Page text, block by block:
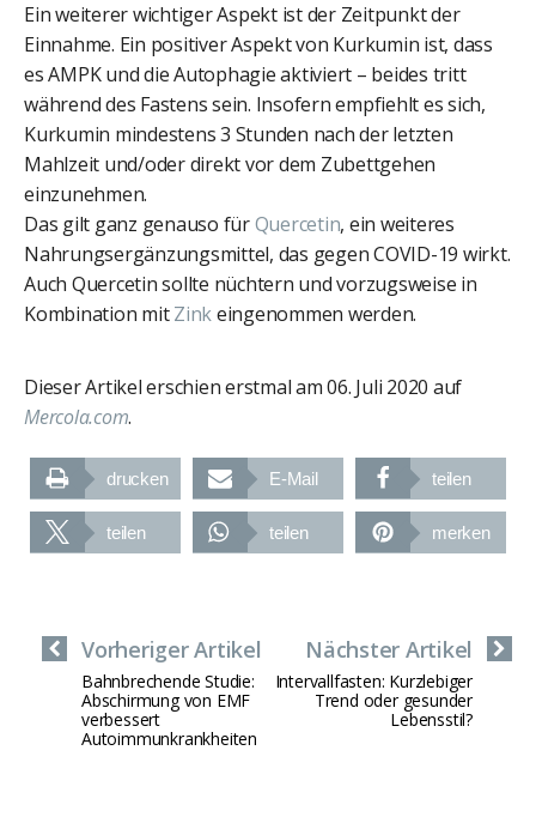
Ein weiterer wichtiger Aspekt ist der Zeitpunkt der
Einnahme. Ein positiver Aspekt von Kurkumin ist, dass
es AMPK und die Autophagie aktiviert – beides tritt
während des Fastens sein. Insofern empfiehlt es sich,
Kurkumin mindestens 3 Stunden nach der letzten
Mahlzeit und/oder direkt vor dem Zubettgehen
einzunehmen.
Das gilt ganz genauso fürQuercetin, ein weiteres
Nahrungsergänzungsmittel, das gegen COVID-19 wirkt.
Auch Quercetin sollte nüchtern und vorzugsweise in
Kombination mitZinkeingenommen werden.
Dieser Artikel erschien erstmal am 06. Juli 2020 auf
Mercola.com.
drucken E-Mail teilen
teilen teilen merken
Nächster Artikel
Intervallfasten: Kurzlebiger
Trend oder gesunder
Lebensstil?
Vorheriger Artikel
Bahnbrechende Studie:
Abschirmung von EMF
verbessert
Autoimmunkrankheiten